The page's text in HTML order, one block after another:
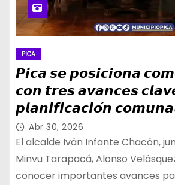
PICA
𝙋𝙞𝙘𝙖 𝙨𝙚 𝙥𝙤𝙨𝙞𝙘𝙞𝙤𝙣𝙖
𝙘𝙤𝙣 𝙩𝙧𝙚𝙨 𝙖𝙫𝙖𝙣𝙘𝙚𝙨
𝙥𝙡𝙖𝙣𝙞𝙛𝙞𝙘𝙖𝙘𝙞𝙤́𝙣
Abr 30, 2026
El alcalde Iván Infante Chacón,
Minvu Tarapacá, Alonso
conocer importantes avances